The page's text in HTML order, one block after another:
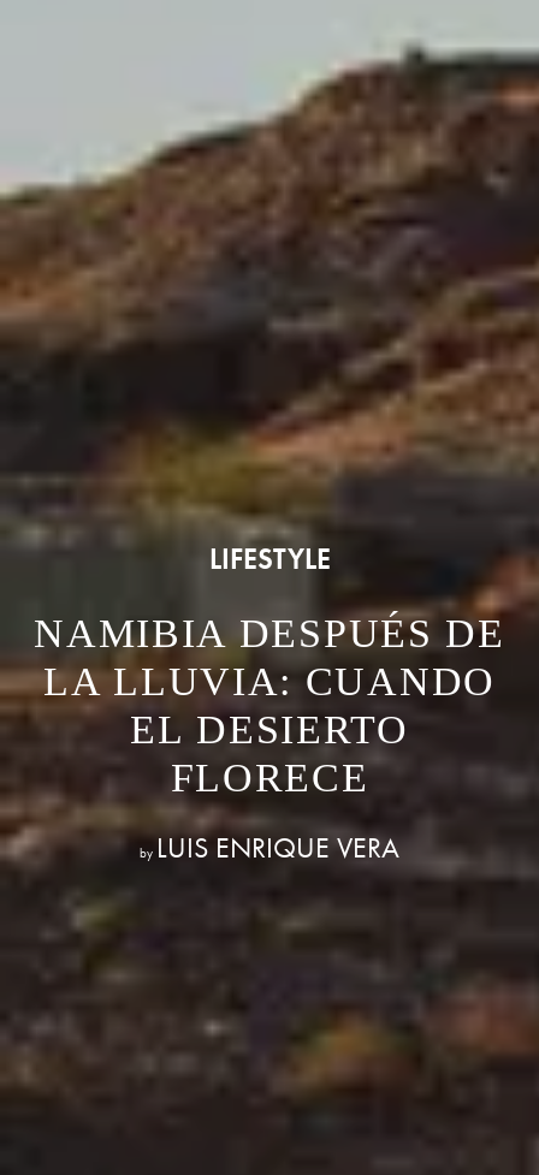
LIFESTYLE
NAMIBIA DESPUÉS DE
LA LLUVIA: CUANDO
EL DESIERTO
FLORECE
by LUIS ENRIQUE VERA